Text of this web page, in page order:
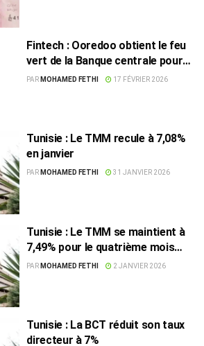
Fintech : Ooredoo obtient le feu
vert de la Banque centrale pour
lancer « walletii » en Tunisie
PAR MOHAMED FETHI 17 FÉVRIER 2026
Tunisie : Le TMM recule à 7,08%
en janvier
PAR MOHAMED FETHI 31 JANVIER 2026
Tunisie : Le TMM se maintient à
7,49% pour le quatrième mois
consécutif
PAR MOHAMED FETHI 2 JANVIER 2026
Tunisie : La BCT réduit son taux
directeur à 7%